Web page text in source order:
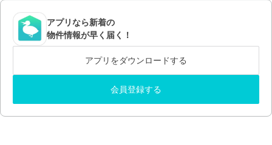
アプリなら新着の
物件情報が早く届く！
アプリをダウンロードする
会員登録する